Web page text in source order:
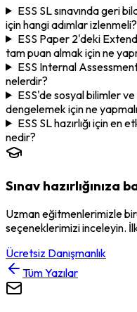
ESS SL sınavında geri
için hangi adımlar izlenmeli?
ESS Paper 2'deki
tam puan almak için ne
ESS Internal
nelerdir?
ESS'de sosyal bilimler
dengelemek için ne
ESS SL hazırlığı için en
nedir?
Sınav hazırlığınıza
Uzman eğitmenlerimizle
seçeneklerimizi inceleyin.
Ücretsiz Danışmanlık
Tüm Yazılar